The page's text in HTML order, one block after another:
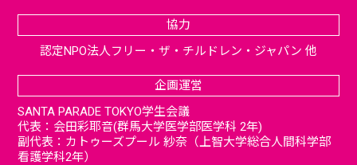
協力
認定NPO法人フリー・ザ・チルドレン・ジャパン 他
企画運営
SANTA PARADE TOKYO学生会議
代表：会田彩耶音(群馬大学医学部医学科 2年)
副代表：カトゥーズプール 紗奈（上智大学総合人間科学部
看護学科2年）